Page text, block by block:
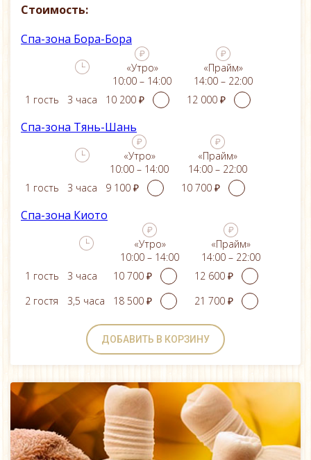
Стоимость:
Спа-зона Бора-Бора
«Утро»
10:00 – 14:00
«Прайм»
14:00 – 22:00
1 гость
3 часа
Спа-зона Тянь-Шань
«Утро»
10:00 – 14:00
«Прайм»
14:00 – 22:00
1 гость
3 часа
Спа-зона Киото
«Утро»
10:00 – 14:00
«Прайм»
14:00 – 22:00
1 гость
3 часа
2 гостя
3,5 часа
ДОБАВИТЬ В КОРЗИНУ